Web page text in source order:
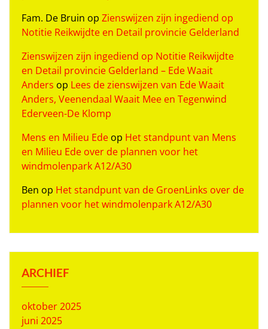
Fam. De Bruin op Zienswijzen zijn ingediend op
Notitie Reikwijdte en Detail provincie Gelderland
Zienswijzen zijn ingediend op Notitie Reikwijdte
en Detail provincie Gelderland – Ede Waait
Anders op Lees de zienswijzen van Ede Waait
Anders, Veenendaal Waait Mee en Tegenwind
Ederveen-De Klomp
Mens en Milieu Ede op Het standpunt van Mens
en Milieu Ede over de plannen voor het
windmolenpark A12/A30
Ben op Het standpunt van de GroenLinks over de
plannen voor het windmolenpark A12/A30
ARCHIEF
oktober 2025
juni 2025